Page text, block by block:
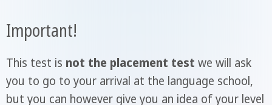
Important!
This test is not the placement test we will ask
you to go to your arrival at the language school,
but you can however give you an idea of your level